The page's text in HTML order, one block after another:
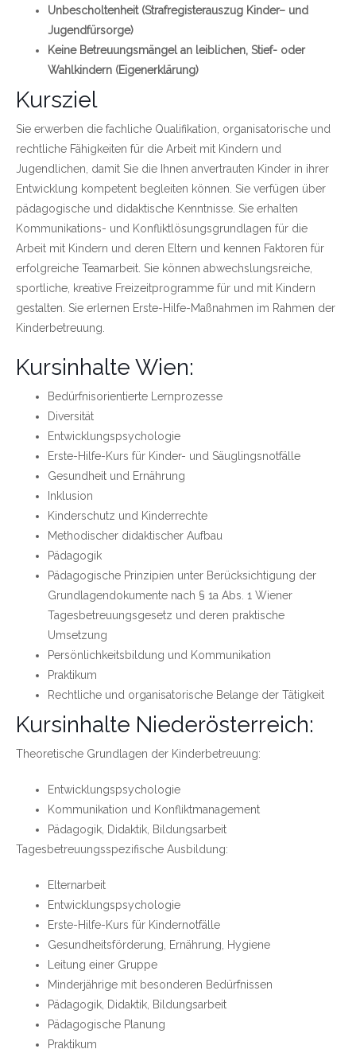
Unbescholtenheit (Strafregisterauszug Kinder– und
Jugendfürsorge)
Keine Betreuungsmängel an leiblichen, Stief- oder
Wahlkindern (Eigenerklärung)
Kursziel
Sie erwerben die fachliche Qualifikation, organisatorische und
rechtliche Fähigkeiten für die Arbeit mit Kindern und
Jugendlichen, damit Sie die Ihnen anvertrauten Kinder in ihrer
Entwicklung kompetent begleiten können. Sie verfügen über
pädagogische und didaktische Kenntnisse. Sie erhalten
Kommunikations- und Konfliktlösungsgrundlagen für die
Arbeit mit Kindern und deren Eltern und kennen Faktoren für
erfolgreiche Teamarbeit. Sie können abwechslungsreiche,
sportliche, kreative Freizeitprogramme für und mit Kindern
gestalten. Sie erlernen Erste-Hilfe-Maßnahmen im Rahmen der
Kinderbetreuung.
Kursinhalte Wien:
Bedürfnisorientierte Lernprozesse
Diversität
Entwicklungspsychologie
Erste-Hilfe-Kurs für Kinder- und Säuglingsnotfälle
Gesundheit und Ernährung
Inklusion
Kinderschutz und Kinderrechte
Methodischer didaktischer Aufbau
Pädagogik
Pädagogische Prinzipien unter Berücksichtigung der
Grundlagendokumente nach § 1a Abs. 1 Wiener
Tagesbetreuungsgesetz und deren praktische
Umsetzung
Persönlichkeitsbildung und Kommunikation
Praktikum
Rechtliche und organisatorische Belange der Tätigkeit
Kursinhalte Niederösterreich:
Theoretische Grundlagen der Kinderbetreuung:
Entwicklungspsychologie
Kommunikation und Konfliktmanagement
Pädagogik, Didaktik, Bildungsarbeit
Tagesbetreuungsspezifische Ausbildung:
Elternarbeit
Entwicklungspsychologie
Erste-Hilfe-Kurs für Kindernotfälle
Gesundheitsförderung, Ernährung, Hygiene
Leitung einer Gruppe
Minderjährige mit besonderen Bedürfnissen
Pädagogik, Didaktik, Bildungsarbeit
Pädagogische Planung
Praktikum